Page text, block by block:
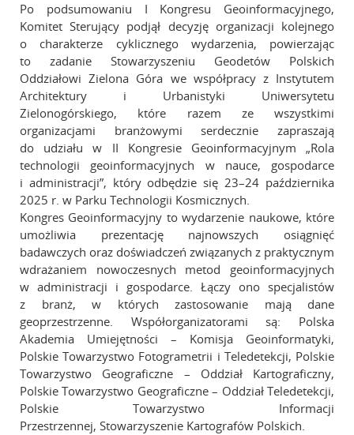
Po podsumowaniu I Kongresu Geoinformacyjnego,
Komitet Sterujący podjął decyzję organizacji kolejnego
o charakterze cyklicznego wydarzenia, powierzając
to zadanie Stowarzyszeniu Geodetów Polskich
Oddziałowi Zielona Góra we współpracy z Instytutem
Architektury i Urbanistyki Uniwersytetu
Zielonogórskiego, które razem ze wszystkimi
organizacjami branżowymi serdecznie zapraszają
do udziału w II Kongresie Geoinformacyjnym „Rola
technologii geoinformacyjnych w nauce, gospodarce
i administracji”, który odbędzie się 23–24 października
2025 r. w Parku Technologii Kosmicznych.
Kongres Geoinformacyjny to wydarzenie naukowe, które
umożliwia prezentację najnowszych osiągnięć
badawczych oraz doświadczeń związanych z praktycznym
wdrażaniem nowoczesnych metod geoinformacyjnych
w administracji i gospodarce. Łączy ono specjalistów
z branż, w których zastosowanie mają dane
geoprzestrzenne. Współorganizatorami są: Polska
Akademia Umiejętności – Komisja Geoinformatyki,
Polskie Towarzystwo Fotogrametrii i Teledetekcji, Polskie
Towarzystwo Geograficzne – Oddział Kartograficzny,
Polskie Towarzystwo Geograficzne – Oddział Teledetekcji,
Polskie Towarzystwo Informacji
Przestrzennej, Stowarzyszenie Kartografów Polskich.